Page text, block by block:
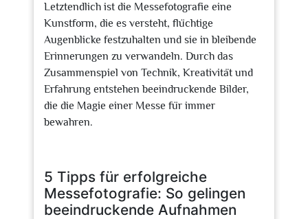
Letztendlich ist die Messefotografie eine
Kunstform, die es versteht, flüchtige
Augenblicke festzuhalten und sie in bleibende
Erinnerungen zu verwandeln. Durch das
Zusammenspiel von Technik, Kreativität und
Erfahrung entstehen beeindruckende Bilder,
die die Magie einer Messe für immer
bewahren.
5 Tipps für erfolgreiche
Messefotografie: So gelingen
beeindruckende Aufnahmen